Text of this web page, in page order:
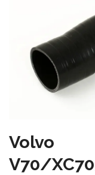
Volvo
V70/